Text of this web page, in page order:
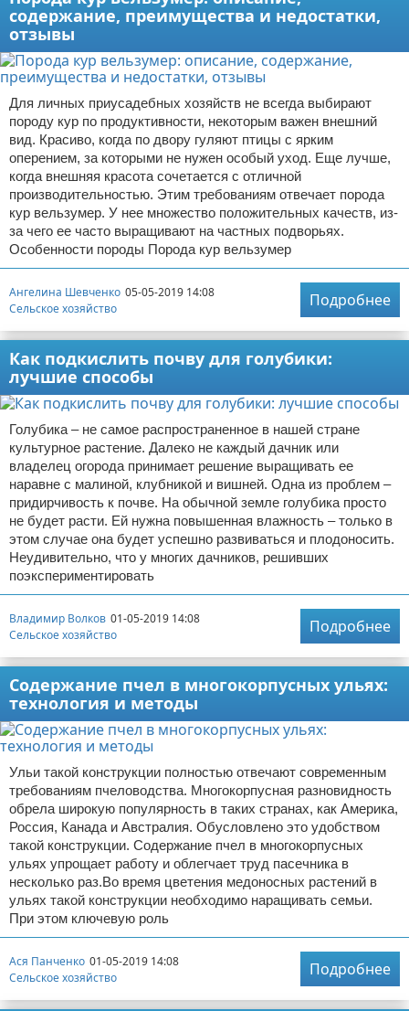
содержание, преимущества и недостатки,
отзывы
Для личных приусадебных хозяйств не всегда выбирают
породу кур по продуктивности, некоторым важен внешний
вид. Красиво, когда по двору гуляют птицы с ярким
оперением, за которыми не нужен особый уход. Еще лучше,
когда внешняя красота сочетается с отличной
производительностью. Этим требованиям отвечает порода
кур вельзумер. У нее множество положительных качеств, из-
за чего ее часто выращивают на частных подворьях.
Особенности породы Порода кур вельзумер
Ангелина Шевченко 05-05-2019 14:08
Сельское хозяйство
Подробнее
Как подкислить почву для голубики:
лучшие способы
Голубика – не самое распространенное в нашей стране
культурное растение. Далеко не каждый дачник или
владелец огорода принимает решение выращивать ее
наравне с малиной, клубникой и вишней. Одна из проблем –
придирчивость к почве. На обычной земле голубика просто
не будет расти. Ей нужна повышенная влажность – только в
этом случае она будет успешно развиваться и плодоносить.
Неудивительно, что у многих дачников, решивших
поэкспериментировать
Владимир Волков 01-05-2019 14:08
Сельское хозяйство
Подробнее
Содержание пчел в многокорпусных ульях:
технология и методы
Ульи такой конструкции полностью отвечают современным
требованиям пчеловодства. Многокорпусная разновидность
обрела широкую популярность в таких странах, как Америка,
Россия, Канада и Австралия. Обусловлено это удобством
такой конструкции. Содержание пчел в многокорпусных
ульях упрощает работу и облегчает труд пасечника в
несколько раз.Во время цветения медоносных растений в
ульях такой конструкции необходимо наращивать семьи.
При этом ключевую роль
Ася Панченко 01-05-2019 14:08
Сельское хозяйство
Подробнее